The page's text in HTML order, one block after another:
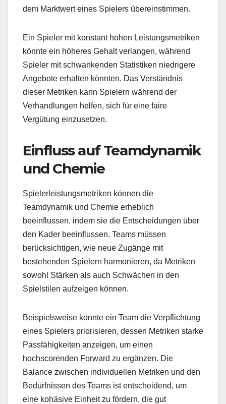
dem Marktwert eines Spielers übereinstimmen.
Ein Spieler mit konstant hohen Leistungsmetriken
könnte ein höheres Gehalt verlangen, während
Spieler mit schwankenden Statistiken niedrigere
Angebote erhalten könnten. Das Verständnis
dieser Metriken kann Spielern während der
Verhandlungen helfen, sich für eine faire
Vergütung einzusetzen.
Einfluss auf Teamdynamik
und Chemie
Spielerleistungsmetriken können die
Teamdynamik und Chemie erheblich
beeinflussen, indem sie die Entscheidungen über
den Kader beeinflussen. Teams müssen
berücksichtigen, wie neue Zugänge mit
bestehenden Spielern harmonieren, da Metriken
sowohl Stärken als auch Schwächen in den
Spielstilen aufzeigen können.
Beispielsweise könnte ein Team die Verpflichtung
eines Spielers priorisieren, dessen Metriken starke
Passfähigkeiten anzeigen, um einen
hochscorenden Forward zu ergänzen. Die
Balance zwischen individuellen Metriken und den
Bedürfnissen des Teams ist entscheidend, um
eine kohäsive Einheit zu fördern, die gut